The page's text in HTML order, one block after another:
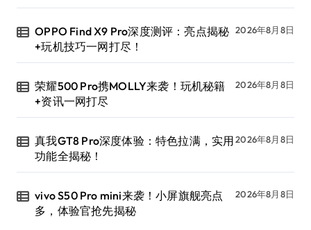
OPPO Find X9 Pro深度测评：亮点揭秘
+玩机技巧一网打尽！
2026年8月8日
荣耀500 Pro携MOLLY来袭！玩机秘籍
+资讯一网打尽
2026年8月8日
真我GT8 Pro深度体验：特色拉满，实用
功能全揭秘！
2026年8月8日
vivo S50 Pro mini来袭！小屏旗舰亮点
多，体验官抢先揭秘
2026年8月8日